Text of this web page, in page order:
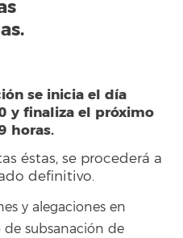
se inicia el día
y finaliza el próximo
horas.
éstas, se procederá a
definitivo.
y alegaciones en
de subsanación de